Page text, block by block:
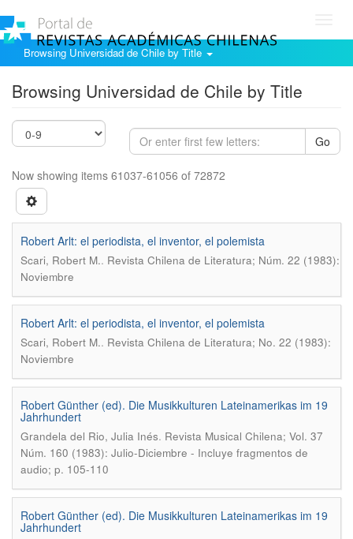
Browsing Universidad de Chile by Title
Browsing Universidad de Chile by Title
Go
Now showing items 61037-61056 of 72872
Robert Arlt: el periodista, el inventor, el polemista
Scari, Robert M.. Revista Chilena de Literatura; Núm. 22 (1983):
Noviembre
Robert Arlt: el periodista, el inventor, el polemista
Scari, Robert M.. Revista Chilena de Literatura; No. 22 (1983):
Noviembre
Robert Günther (ed). Die Musikkulturen Lateinamerikas im 19
Jahrhundert
Grandela del Rio, Julia Inés. Revista Musical Chilena; Vol. 37
Núm. 160 (1983): Julio-Diciembre - Incluye fragmentos de
audio; p. 105-110
Robert Günther (ed). Die Musikkulturen Lateinamerikas im 19
Jahrhundert